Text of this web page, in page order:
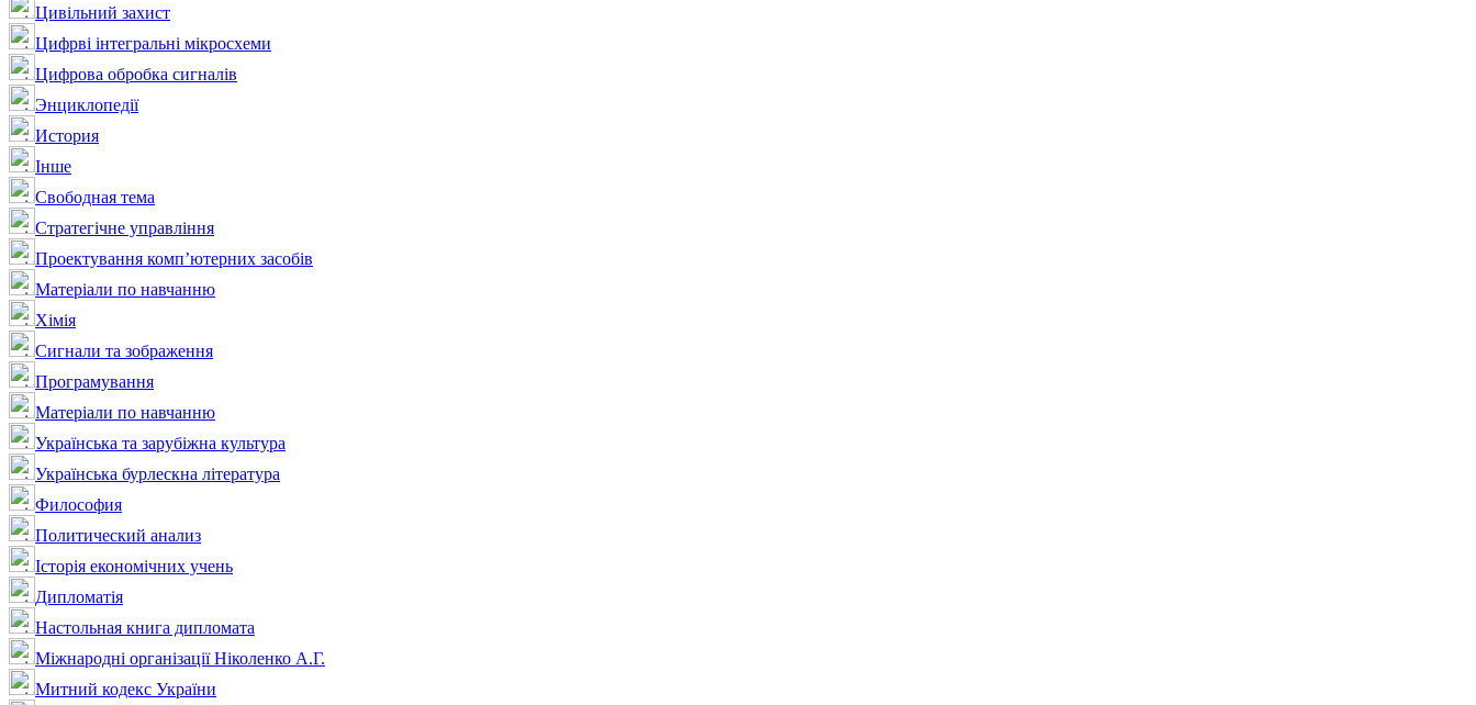
Цивільний захист
Цифрві інтегральні мікросхеми
Цифрова обробка сигналів
Энциклопедії
История
Інше
Свободная тема
Стратегічне управління
Проектування комп’ютерних засобів
Матеріали по навчанню
Хімія
Сигнали та зображення
Програмування
Матеріали по навчанню
Українська та зарубіжна культура
Українська бурлескна література
Философия
Политический анализ
Історія економічних учень
Дипломатія
Настольная книга дипломата
Міжнародні організації Ніколенко А.Г.
Митний кодекс України